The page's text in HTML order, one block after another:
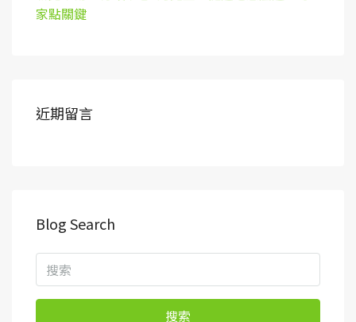
家點關鍵
近期留言
Blog Search
搜索